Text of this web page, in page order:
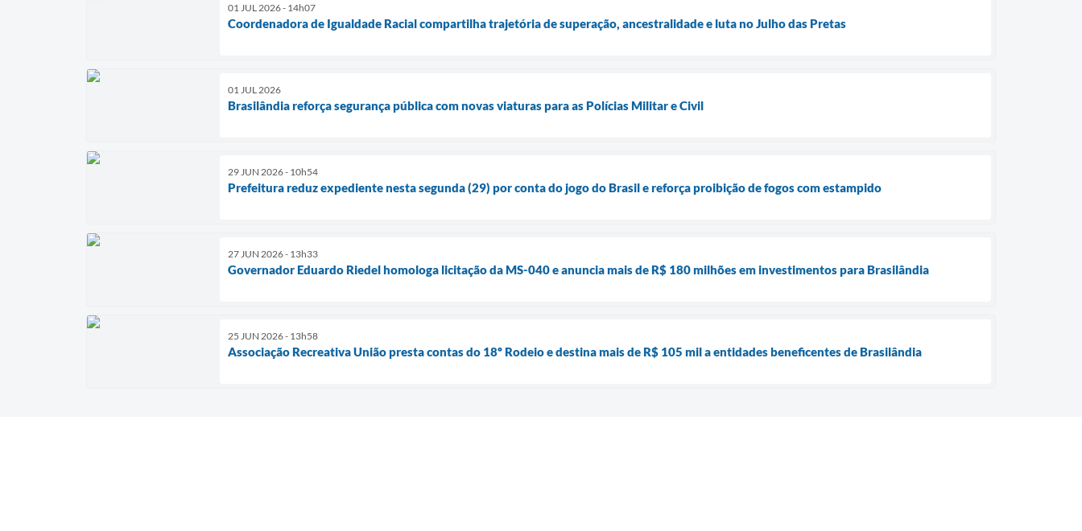
01 JUL 2026 - 14h07
Coordenadora de Igualdade Racial compartilha trajetória de superação, ancestralidade e luta no Julho das Pretas
01 JUL 2026
Brasilândia reforça segurança pública com novas viaturas para as Polícias Militar e Civil
29 JUN 2026 - 10h54
Prefeitura reduz expediente nesta segunda (29) por conta do jogo do Brasil e reforça proibição de fogos com estampido
27 JUN 2026 - 13h33
Governador Eduardo Riedel homologa licitação da MS-040 e anuncia mais de R$ 180 milhões em investimentos para Brasilândia
25 JUN 2026 - 13h58
Associação Recreativa União presta contas do 18º Rodeio e destina mais de R$ 105 mil a entidades beneficentes de Brasilândia